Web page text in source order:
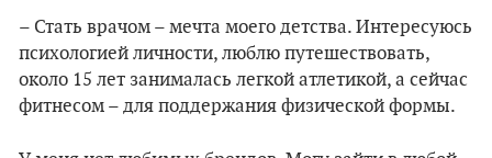
– Стать врачом – мечта моего детства. Интересуюсь
психологией личности, люблю путешествовать,
около 15 лет занималась легкой атлетикой, а сейчас
фитнесом – для поддержания физической формы.